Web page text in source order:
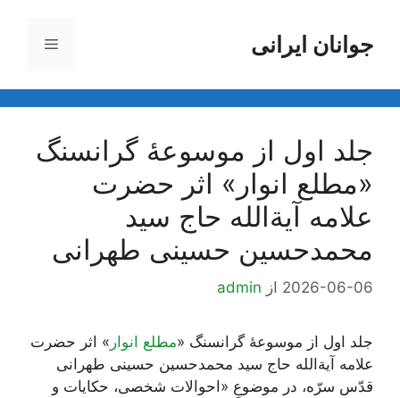
محتواجوانان ایرانی فهرست
جلد اول از موسوعۀ گرانسنگ
«مطلع انوار» اثر حضرت
علامه آیة‌الله حاج سید
محمدحسین حسینی طهرانی
2026-06-06 از admin
جلد اول از موسوعۀ گرانسنگ «مطلع انوار » اثر حضرت
علامه آیة‌الله حاج سید محمدحسین حسینی طهرانی
قدّس سرّه، در موضوعِ «احوالات شخصی، حکایات و